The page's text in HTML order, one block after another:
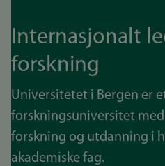
Internasjonalt
forskning
Universitetet i Bergen er
forskningsuniversitet
forskning og utdanning i
akademiske fag.